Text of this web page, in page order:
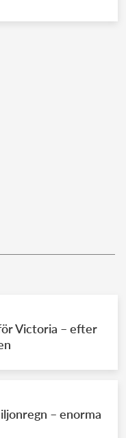
Victoria – efter
– enorma